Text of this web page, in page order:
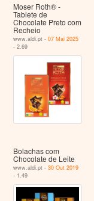
Moser Roth® -
Tablete de
Chocolate Preto com
Recheio
www.aldi.pt -07 Mai 2025
- 2.69
Bolachas com
Chocolate de Leite
www.aldi.pt -30 Out 2019
- 1.49